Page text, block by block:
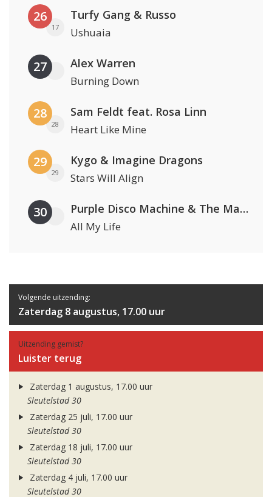
26
17
Turfy Gang & Russo
Ushuaia
27 Alex Warren
Burning Down
28
28
Sam Feldt feat. Rosa Linn
Heart Like Mine
29
29
Kygo & Imagine Dragons
Stars Will Align
30 Purple Disco Machine & The Magician
All My Life
Volgende uitzending:
Zaterdag 8 augustus, 17.00 uur
Uitzending gemist?
Luister terug
Zaterdag 1 augustus, 17.00 uur
Sleutelstad 30
Zaterdag 25 juli, 17.00 uur
Sleutelstad 30
Zaterdag 18 juli, 17.00 uur
Sleutelstad 30
Zaterdag 4 juli, 17.00 uur
Sleutelstad 30